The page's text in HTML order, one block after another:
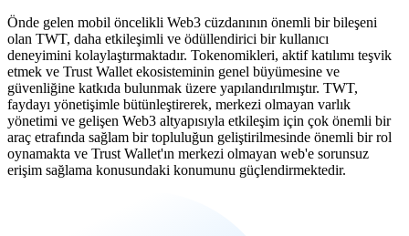
Önde gelen mobil öncelikli Web3 cüzdanının önemli bir bileşeni
olan TWT, daha etkileşimli ve ödüllendirici bir kullanıcı
deneyimini kolaylaştırmaktadır. Tokenomikleri, aktif katılımı teşvik
etmek ve Trust Wallet ekosisteminin genel büyümesine ve
güvenliğine katkıda bulunmak üzere yapılandırılmıştır. TWT,
faydayı yönetişimle bütünleştirerek, merkezi olmayan varlık
yönetimi ve gelişen Web3 altyapısıyla etkileşim için çok önemli bir
araç etrafında sağlam bir topluluğun geliştirilmesinde önemli bir rol
oynamakta ve Trust Wallet'ın merkezi olmayan web'e sorunsuz
erişim sağlama konusundaki konumunu güçlendirmektedir.